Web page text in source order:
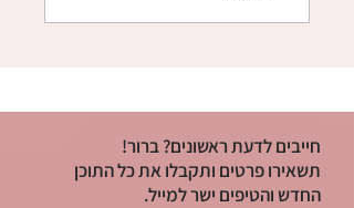
חייבים לדעת ראשונים? ברור!
תשאירו פרטים ותקבלו את כל התוכן
החדש והטיפים ישר למייל.